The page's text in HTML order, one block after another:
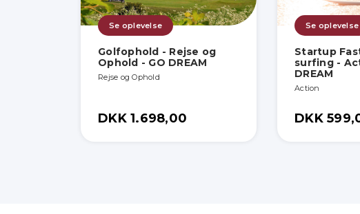
Se oplevelse
Golfophold - Rejse og
Ophold - GO DREAM
Rejse og Ophold
DKK 1.698,00
Se oplevelse
Startup
surfing -
DREAM
Action
DKK